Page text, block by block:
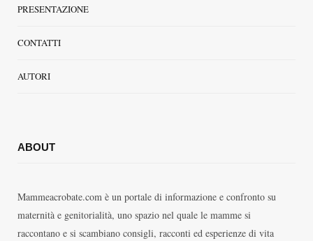
PRESENTAZIONE
CONTATTI
AUTORI
ABOUT
Mammeacrobate.com è un portale di informazione e confronto su
maternità e genitorialità, uno spazio nel quale le mamme si
raccontano e si scambiano consigli, racconti ed esperienze di vita